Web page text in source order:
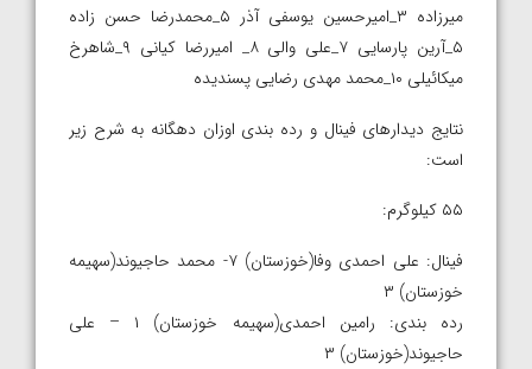
میرزاده ۳_امیرحسین یوسفی آذر ۵_محمدرضا حسن زاده
۵_آرین پارسایی ۷_علی والی ۸_ امیررضا کیانی ۹_شاهرخ
میکائیلی ۱۰_محمد مهدی رضایی پسندیده
نتایج دیدارهای فینال و رده بندی اوزان دهگانه به شرح زیر
است:
۵۵ کیلوگرم:
فینال: علی احمدی وفا(خوزستان) ۷- محمد حاجیوند(سهیمه
خوزستان) ۳
رده بندی: رامین احمدی(سهیمه خوزستان) ۱ – علی
حاجیوند(خوزستان) ۳